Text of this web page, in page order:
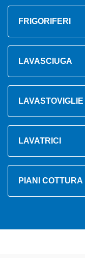
FRIGORIFERI
LAVASCIUGA
LAVASTOVIGLIE
LAVATRICI
PIANI COTTURA